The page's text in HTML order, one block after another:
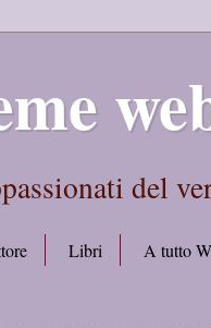
del
Libri A tutto